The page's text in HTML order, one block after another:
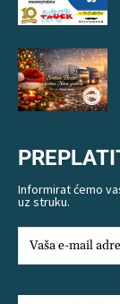
Informirat ćemo
uz struku.